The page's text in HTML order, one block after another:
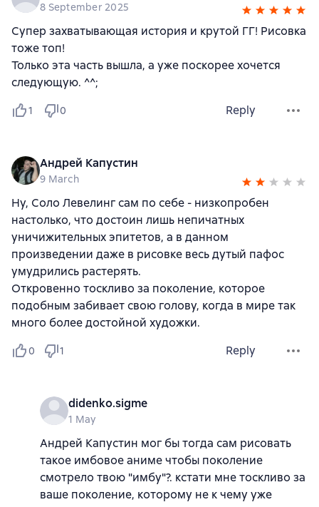
8 September 2025
Супер захватывающая история и крутой ГГ! Рисовка
тоже топ!
Только эта часть вышла, а уже поскорее хочется
следующую. ^^;
1 0 Reply
Андрей Капустин
9 March
Ну, Соло Левелинг сам по себе - низкопробен
настолько, что достоин лишь непичатных
уничижительных эпитетов, а в данном
произведении даже в рисовке весь дутый пафос
умудрились растерять.
Откровенно тоскливо за поколение, которое
подобным забивает свою голову, когда в мире так
много более достойной художки.
0 1 Reply
didenko.sigme
1 May
Андрей Капустин мог бы тогда сам рисовать
такое имбовое аниме чтобы поколение
смотрело твою "имбу"?. кстати мне тоскливо за
ваше поколение, которому не к чему уже